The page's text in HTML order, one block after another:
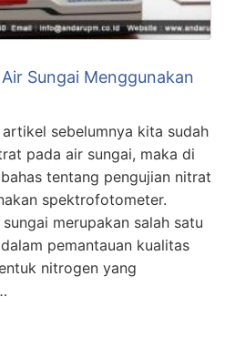
Sungai Menggunakan
sebelumnya kita sudah
pada air sungai, maka di
tentang pengujian nitrat
spektrofotometer.
merupakan salah satu
pemantauan kualitas
nitrogen yang